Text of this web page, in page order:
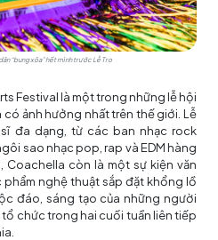
“bung xõa” hết mình trước Lễ Tro
Festival là một trong những lễ hội
có ảnh hưởng nhất trên thế giới. Lễ
đa dạng, từ các ban nhạc rock
sao nhạc pop, rap và EDM hàng
Coachella còn là một sự kiện văn
nghệ thuật sắp đặt khổng lồ
đáo, sáng tạo của những người
chức trong hai cuối tuần liên tiếp